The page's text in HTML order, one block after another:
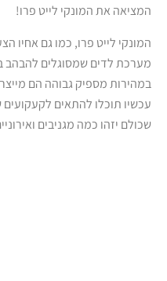
המציאה את המונקי לייט פרו!
המונקי לייט פרו, כמו גם אחיו
מערכת לדים שמסוגלים להבהב
במהירות מספיק גבוהה הם
עכשיו תוכלו להתאים לקעקועים
שכולם יזהו כמה מגניבים